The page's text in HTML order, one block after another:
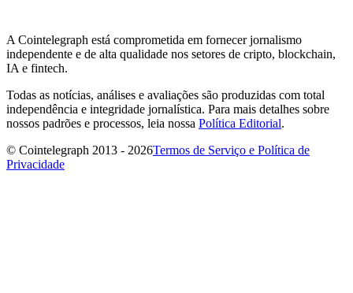
A Cointelegraph está comprometida em fornecer jornalismo
independente e de alta qualidade nos setores de cripto, blockchain,
IA e fintech.
Todas as notícias, análises e avaliações são produzidas com total
independência e integridade jornalística. Para mais detalhes sobre
nossos padrões e processos, leia nossa Política Editorial.
© Cointelegraph 2013 - 2026Termos de Serviço e Política de
Privacidade